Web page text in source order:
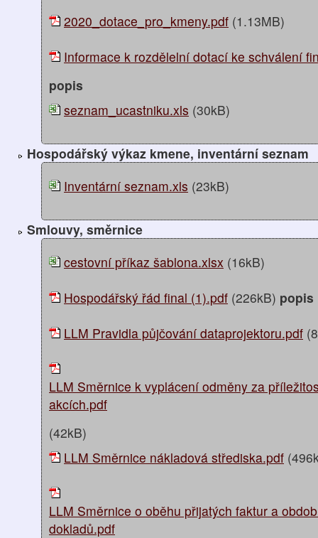
2020_dotace_pro_kmeny.pdf (1.13MB)
Informace k rozdělelní dotací ke schválení
popis
seznam_ucastniku.xls (30kB)
Hospodářský výkaz kmene, inventární seznam
Inventární seznam.xls (23kB)
Smlouvy, směrnice
cestovní příkaz šablona.xlsx (16kB)
Hospodářský řád final (1).pdf (226kB) popis
LLM Pravidla půjčování dataprojektoru.pdf
LLM Směrnice k vyplácení odměny za
akcích.pdf
(42kB)
LLM Směrnice nákladová střediska.pdf
LLM Směrnice o oběhu přijatých faktur a
dokladů.pdf